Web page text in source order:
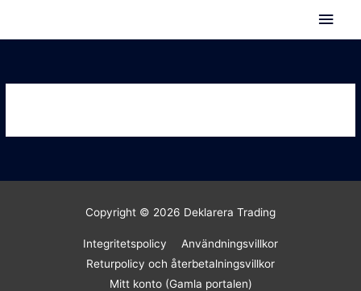
innehåll
Copyright © 2026 Deklarera Trading
Integritetspolicy
Användningsvillkor
Returpolicy och återbetalningsvillkor
Mitt konto (Gamla portalen)